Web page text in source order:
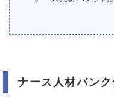
ナース人材バンク